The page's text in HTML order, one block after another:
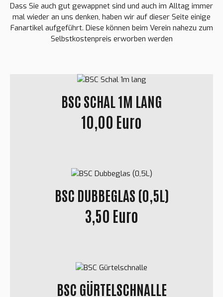
Dass Sie auch gut gewappnet sind und auch im Alltag immer
mal wieder an uns denken, haben wir auf dieser Seite einige
Fanartikel aufgeführt. Diese können beim Verein nahezu zum
Selbstkostenpreis erworben werden
BSC SCHAL 1M LANG
10,00 Euro
BSC DUBBEGLAS (0,5L)
3,50 Euro
BSC GÜRTELSCHNALLE